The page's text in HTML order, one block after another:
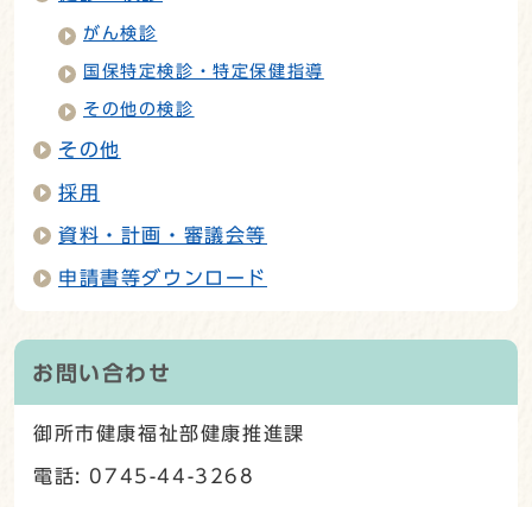
がん検診
国保特定検診・特定保健指導
その他の検診
その他
採用
資料・計画・審議会等
申請書等ダウンロード
お問い合わせ
御所市健康福祉部健康推進課
電話: 0745-44-3268